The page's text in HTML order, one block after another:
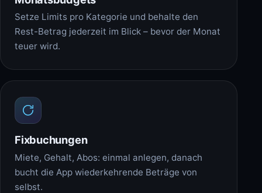
Setze Limits pro Kategorie und behalte den
Rest-Betrag jederzeit im Blick – bevor der Monat
teuer wird.
Fixbuchungen
Miete, Gehalt, Abos: einmal anlegen, danach
bucht die App wiederkehrende Beträge von
selbst.